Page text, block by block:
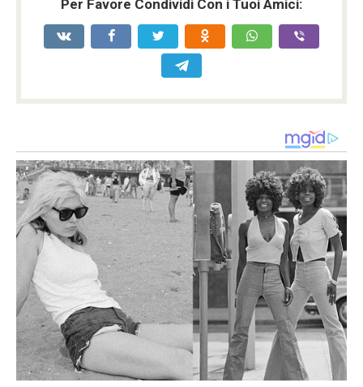
Per Favore Condividi Con i Tuoi Amici: